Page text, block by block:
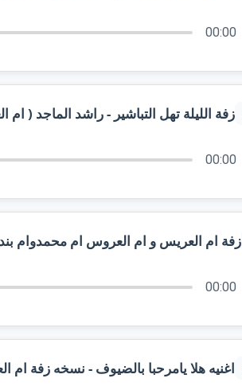
00:00
00:00
زفة ام العريس و ام العروس ام محمدوام
00:00
اغنيه هلا يامرحبا بالضيوف - نسخه زفة ام